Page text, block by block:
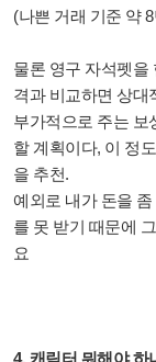
(나쁜 거래 기준 약
물론 영구 자석펫을
격과 비교하면 상대
부가적으로 주는 보
할 계획이다, 이 정
을 추천.
예외로 내가 돈을
를 못 받기 때문에
요
4. 캐릭터 뭐해야 하